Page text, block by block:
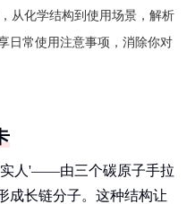
从化学结构到使用场景，解析
日常使用注意事项，消除你对
实人'——由三个碳原子手拉
成长链分子。这种结构让